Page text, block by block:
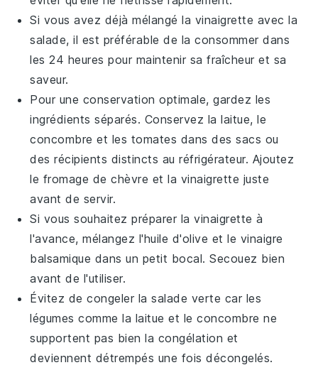
Si vous avez déjà mélangé la vinaigrette avec la
salade, il est préférable de la consommer dans
les 24 heures pour maintenir sa fraîcheur et sa
saveur.
Pour une conservation optimale, gardez les
ingrédients séparés. Conservez lalaitue, le
concombre et les tomates dans des sacs ou
des récipients distincts au réfrigérateur. Ajoutez
le fromage de chèvre et la vinaigrette juste
avant de servir.
Si vous souhaitez préparer lavinaigrette à
l'avance, mélangez l'huile d'olive et le vinaigre
balsamique dans un petit bocal. Secouez bien
avant de l'utiliser.
Évitez de congeler lasalade verte car les
légumes comme la laitue et leconcombre ne
supportent pas bien la congélation et
deviennent détrempés une fois décongelés.